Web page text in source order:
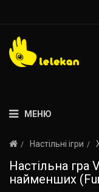
МЕНЮ
Настільні ігри
Настільна гра
найменших